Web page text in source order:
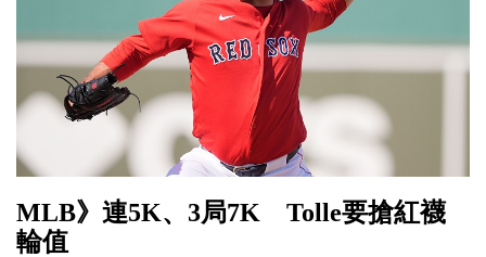
MLB》連5K、3局7K Tolle要搶紅襪
輪值